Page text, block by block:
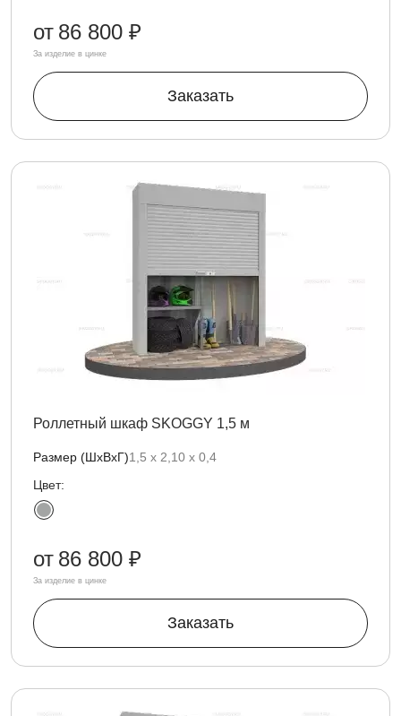
от 86 800 ₽
За изделие в цинке
Заказать
Роллетный шкаф SKOGGY 1,5 м
Размер (ШхВхГ)1,5 х 2,10 х 0,4
Цвет:
от 86 800 ₽
За изделие в цинке
Заказать